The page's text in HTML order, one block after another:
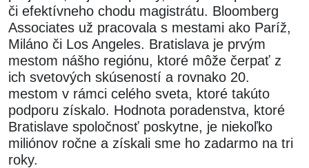
či efektívneho chodu magistrátu. Bloomberg
Associates už pracovala s mestami ako Paríž,
Miláno či Los Angeles. Bratislava je prvým
mestom nášho regiónu, ktoré môže čerpať z
ich svetových skúseností a rovnako 20.
mestom v rámci celého sveta, ktoré takúto
podporu získalo. Hodnota poradenstva, ktoré
Bratislave spoločnosť poskytne, je niekoľko
miliónov ročne a získali sme ho zadarmo na tri
roky.